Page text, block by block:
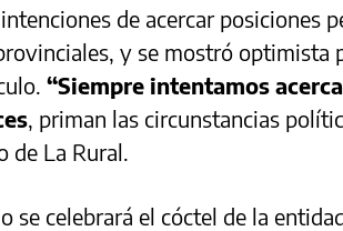
de acercar posiciones
y se mostró optimista
“Siempre intentamos
, priman las circunstancias
de La Rural.
se celebrará el cóctel de la